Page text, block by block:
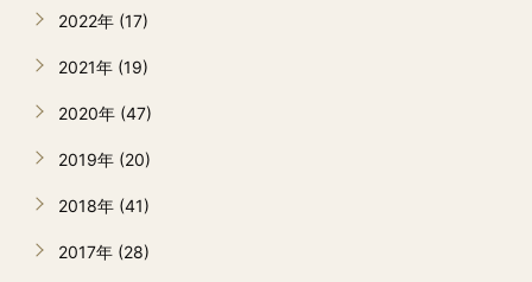
2022年 (17)
2021年 (19)
2020年 (47)
2019年 (20)
2018年 (41)
2017年 (28)